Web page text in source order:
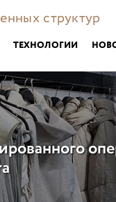
структур
ТЕХНОЛОГИИ